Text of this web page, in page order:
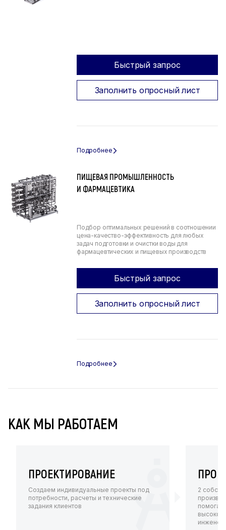
Быстрый запрос
Заполнить опросный лист
ПИЩЕВАЯ ПРОМЫШЛЕННОСТЬ
И ФАРМАЦЕВТИКА
Подбор оптимальных решений в соотношении
цена-качество-эффективность для любых
задач подготовки и очистки воды для
фармацевтических и пищевых производств
Быстрый запрос
Заполнить опросный лист
КАК МЫ РАБОТАЕМ
ПРОЕКТИРОВАНИЕ
Создаем индивидуальные проекты под
потребности, расчеты и технические
задания клиентов
2